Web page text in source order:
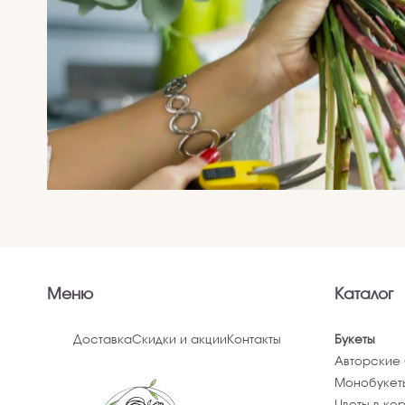
Меню
ДоставкаСкидки и акции Контакты
Каталог
Букеты
Авторские